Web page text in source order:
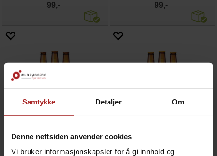
Samtykke Detaljer Om
Denne nettsiden anvender cookies
Vi bruker informasjonskapsler for å gi innhold og
99,- 99,-
Lyst Norsk Gaardsøl Etikett 60 stk
Passer til boks og flaske, 110 x 80 mm
Mango IPA Etikett 60 stk